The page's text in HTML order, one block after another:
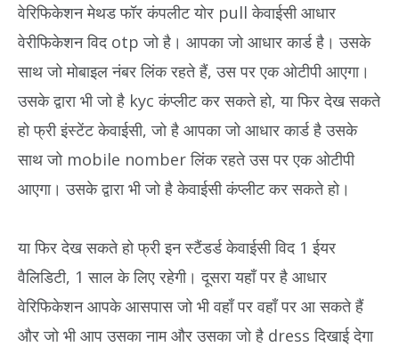
वेरिफिकेशन मेथड फॉर कंपलीट योर pull केवाईसी आधार
वेरीफिकेशन विद otp जो है। आपका जो आधार कार्ड है। उसके
साथ जो मोबाइल नंबर लिंक रहते हैं, उस पर एक ओटीपी आएगा।
उसके द्वारा भी जो है kyc कंप्लीट कर सकते हो, या फिर देख सकते
हो फ्री इंस्टेंट केवाईसी, जो है आपका जो आधार कार्ड है उसके
साथ जो mobile nomber लिंक रहते उस पर एक ओटीपी
आएगा। उसके द्वारा भी जो है केवाईसी कंप्लीट कर सकते हो।
या फिर देख सकते हो फ्री इन स्टैंडर्ड केवाईसी विद 1 ईयर
वैलिडिटी, 1 साल के लिए रहेगी। दूसरा यहाँ पर है आधार
वेरिफिकेशन आपके आसपास जो भी वहाँ पर वहाँ पर आ सकते हैं
और जो भी आप उसका नाम और उसका जो है dress दिखाई देगा